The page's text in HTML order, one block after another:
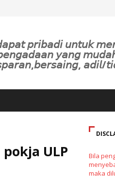
𝘱𝘳𝘪𝘣𝘢𝘥𝘪 𝘶𝘯𝘵𝘶𝘬
𝘺𝘢𝘯𝘨
𝘢𝘥𝘪𝘭/
ULP
Bila
maka